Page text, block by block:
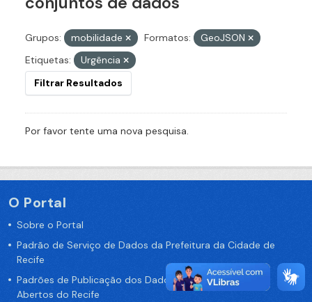
Grupos: mobilidade Formatos:
GeoJSON
Etiquetas:
Urgência
Filtrar Resultados
Por favor tente uma nova pesquisa.
O Portal
Sobre o Portal
Padrão de Serviço de Dados da Prefeitura da Cidade de
Recife
Padrões de Publicação dos Dados no Portal de Dados
Abertos do Recife